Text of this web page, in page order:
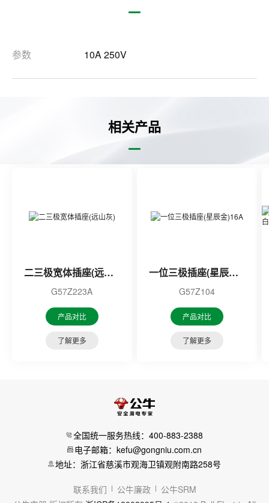
参数 10A 250V
相关产品
二三极宽体插座(远山灰)
G57Z223A
产品对比
了解更多
一位三极插座(星辰金)16A
G57Z104
产品对比
了解更多
全国统一服务热线：400-883-2388
电子邮箱：kefu@gongniu.com.cn
地址：浙江省慈溪市观海卫镇观附南路258号
联系我们 公牛廉政
公牛SRM